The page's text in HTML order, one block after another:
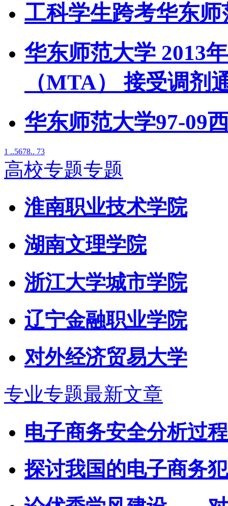
工科学生跨考华东
华东师范大学 2013
（MTA） 接受调剂
华东师范大学97-09
1 ..5678.. 73
高校专题专题
淮南职业技术学院
湖南文理学院
浙江大学城市学院
辽宁金融职业学院
对外经济贸易大学
专业专题最新文章
电子商务安全分析过
探讨我国的电子商务